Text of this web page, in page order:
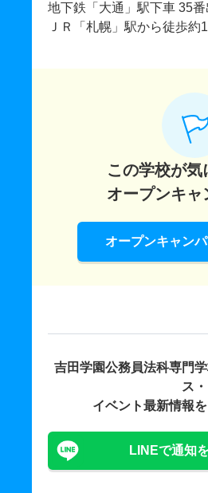
地下鉄「大通」駅下車 35
ＪＲ「札幌」駅から徒歩約
この学校が気
オープンキャ
オープンキャン
吉田学園公務員法科専門
ス・
イベント最新情報
LINEで通知